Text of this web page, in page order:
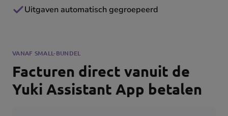
Uitgaven automatisch gegroepeerd
VANAF SMALL-BUNDEL
Facturen direct vanuit de
Yuki Assistant App betalen